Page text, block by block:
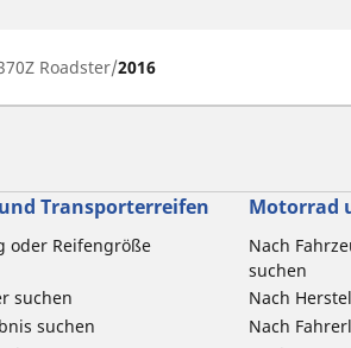
Roadster 2016
Transporterreifen
oder Reifengröße
suchen
suchen
Motorrad
Nach
suchen
Nach
Nach